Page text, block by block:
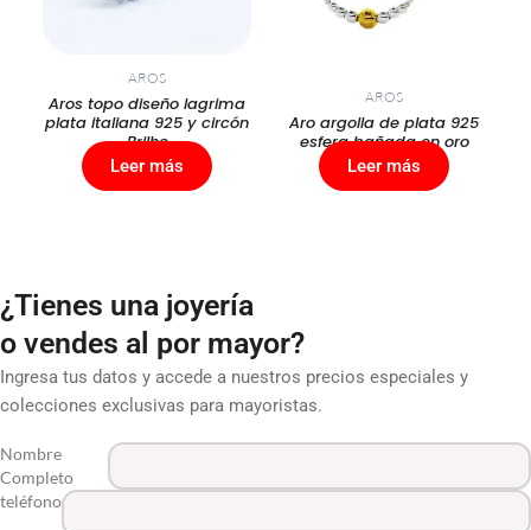
AROS
Aros topo diseño lagrima
plata italiana 925 y circón
Brilho
Leer más
AROS
Aro argolla de plata 925
esfera bañada en oro
Leer más
¿Tienes una joyería
o vendes al por mayor?
Ingresa tus datos y accede a nuestros precios especiales y
colecciones exclusivas para mayoristas.
Nombre
Completo
teléfono